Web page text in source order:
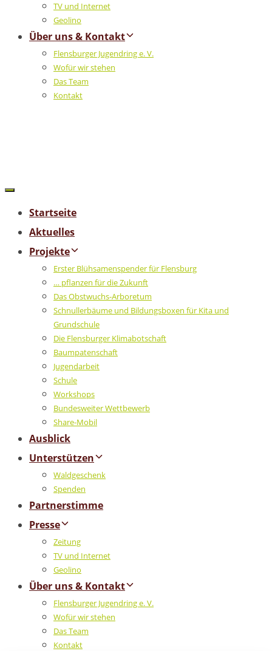
TV und Internet
Geolino
Über uns & Kontakt
Flensburger Jugendring e. V.
Wofür wir stehen
Das Team
Kontakt
Startseite
Aktuelles
Projekte
Erster Blühsamenspender für Flensburg
… pflanzen für die Zukunft
Das Obstwuchs-Arboretum
Schnullerbäume und Bildungsboxen für Kita und
Grundschule
Die Flensburger Klimabotschaft
Baumpatenschaft
Jugendarbeit
Schule
Workshops
Bundesweiter Wettbewerb
Share-Mobil
Ausblick
Unterstützen
Waldgeschenk
Spenden
Partnerstimme
Presse
Zeitung
TV und Internet
Geolino
Über uns & Kontakt
Flensburger Jugendring e. V.
Wofür wir stehen
Das Team
Kontakt